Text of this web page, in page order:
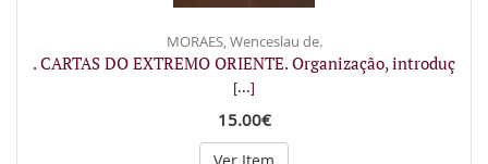
MORAES, Wenceslau de.
. CARTAS DO EXTREMO ORIENTE. Organização, introduç
[...]
15.00€